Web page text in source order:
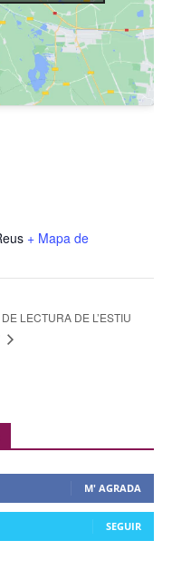
+ Mapa de
LECTURA DE L’ESTIU
M' AGRADA
SEGUIR